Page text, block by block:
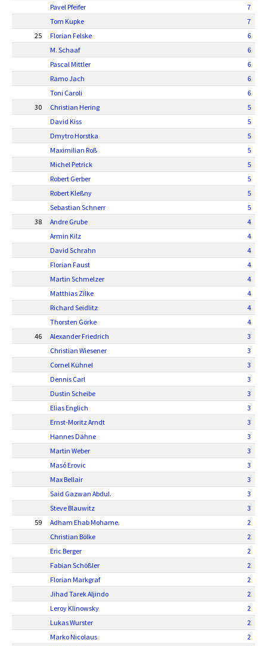
Pavel Pfeifer
7
Tom Kupke
7
25
Florian Felske
6
M. Schaaf
6
Pascal Mittler
6
Ramo Jach
6
Toni Caroli
6
30
Christian Hering
5
David Kiss
5
Dmytro Horstka
5
Maximilian Roß
5
Michel Petrick
5
Robert Gerber
5
Robert Kleßny
5
Sebastian Schnerr
5
38
Andre Grube
4
Armin Kilz
4
David Schrahn
4
Florian Faust
4
Martin Schmelzer
4
Matthias Zilke
4
Richard Seidlitz
4
Thorsten Görke
4
46
Alexander Friedrich
3
Christian Wiesener
3
Cornel Kühnel
3
Dennis Carl
3
Dustin Scheibe
3
Elias Englich
3
Ernst-Moritz Arndt
3
Hannes Dähne
3
Martin Weber
3
Masó Erovic
3
Max Bellair
3
Said Gazwan Abdul.
3
Steve Blauwitz
3
59
Adham Ehab Mohame.
2
Christian Bölke
2
Eric Berger
2
Fabian Schößler
2
Florian Markgraf
2
Jihad Tarek Aljindo
2
Leroy Klinowsky
2
Lukas Wurster
2
Marko Nicolaus
2